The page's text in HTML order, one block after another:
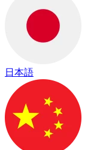
日本語